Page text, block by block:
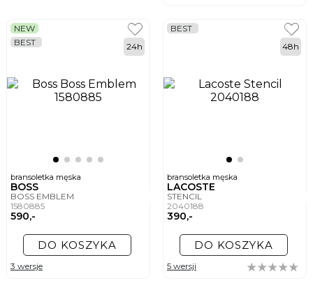
bransoletka męska
BOSS
BOSS EMBLEM
1580885
590,-
NEW
BEST
24h
DO KOSZYKA
3 wersje
bransoletka męska
LACOSTE
STENCIL
2040188
390,-
BEST
48h
DO KOSZYKA
5 wersji